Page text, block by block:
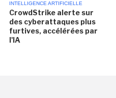
INTELLIGENCE ARTIFICIELLE
CrowdStrike alerte sur
des cyberattaques plus
furtives, accélérées par
l'IA